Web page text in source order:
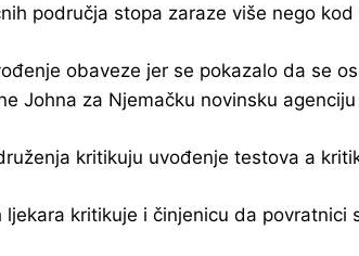
područja stopa zaraze više nego
obaveze jer se pokazalo da se
Johna za Njemačku novinsku
kritikuju uvođenje testova a
ljekara kritikuje i činjenicu da